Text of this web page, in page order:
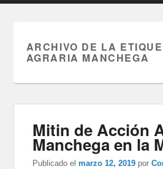
ARCHIVO DE LA
AGRARIA MANCHEGA
Mitin de Acción
Manchega en la
Publicado el marzo 12, 2019 por